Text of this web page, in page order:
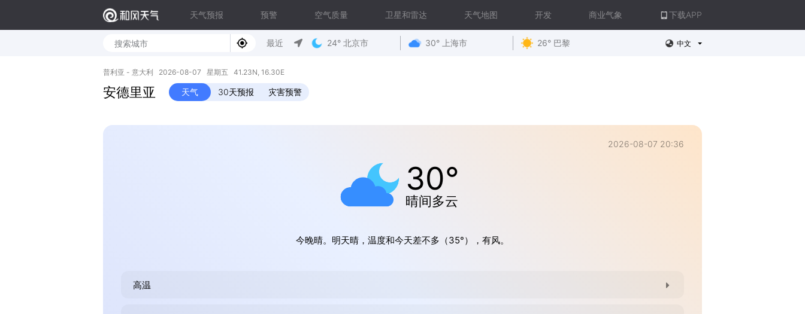
天气预报 预警 空气质量 卫星和雷达 天气地图 开发 商业气象 下载APP
最近 24° 北京市 30° 上海市 26° 巴黎 中文
普利亚 - 意大利 2026-08-07 星期五 41.23N, 16.30E
安德里亚 天气 30天预报 灾害预警
2026-08-07 20:36
30°
晴间多云
今晚晴。明天晴，温度和今天差不多（35°），有风。
高温